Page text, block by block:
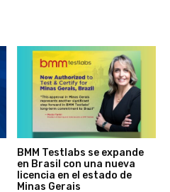
BMM Testlabs se expande
en Brasil con una nueva
licencia en el estado de
Minas Gerais